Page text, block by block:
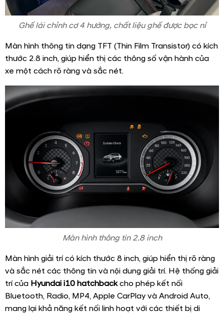
Ghế lái chỉnh cơ 4 hướng, chất liệu ghế được bọc nỉ
Màn hình thông tin dạng TFT (Thin Film Transistor) có kích
thước 2.8 inch, giúp hiển thị các thông số vận hành của
xe một cách rõ ràng và sắc nét.
Màn hình thông tin 2.8 inch
Màn hình giải trí có kích thước 8 inch, giúp hiển thị rõ ràng
và sắc nét các thông tin và nội dung giải trí. Hệ thống giải
trí của Hyundai i10 hatchbackcho phép kết nối
Bluetooth, Radio, MP4, Apple CarPlay và Android Auto,
mang lại khả năng kết nối linh hoạt với các thiết bị di